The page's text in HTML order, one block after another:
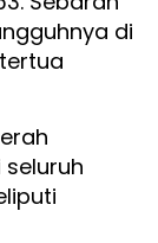
di
seluruh